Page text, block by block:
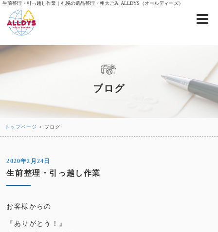
生前整理・引っ越し作業｜札幌の遺品整理・粗大ごみ ALLDYS（オールディーズ）
ブログ
トップページ > ブログ
2020年2月24日
生前整理・引っ越し作業
お客様からの
『ありがとう！』